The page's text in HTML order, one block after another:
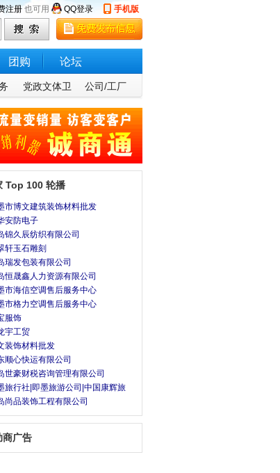
注册 也可用 QQ登录 手机版
团购 论坛
党政文体卫 公司/工厂
Top 100 轮播
市博文建筑装饰材料批发
安防电子
锦久辰纺织有限公司
轩玉石雕刻
瑞发包装有限公司
恒晟鑫人力资源有限公司
市海信空调售后服务中心
市格力空调售后服务中心
服饰
宇工贸
装饰材料批发
顺心快运有限公司
世豪财税咨询管理有限公司
旅行社|即墨旅游公司|中国康辉旅
尚品装饰工程有限公司
商广告